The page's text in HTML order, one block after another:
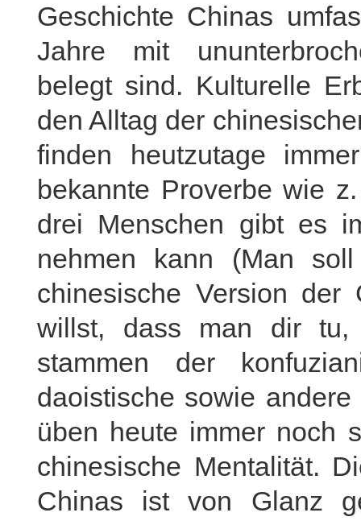
Geschichte Chinas
Jahre mit
belegt sind. Kulturelle
den Alltag der
finden heutzutage
bekannte Proverbe wie
drei Menschen gibt es
nehmen kann (Man
chinesische Version
willst, dass man dir tu,
stammen der
daoistische sowie
üben heute immer noch
chinesische Mentalität.
Chinas ist von Glanz